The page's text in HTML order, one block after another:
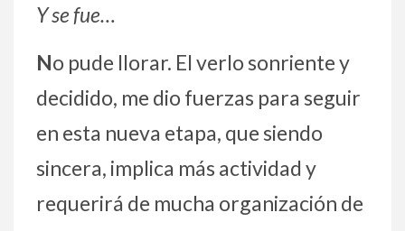
Y se fue…
No pude llorar. El verlo sonriente y
decidido, me dio fuerzas para seguir
en esta nueva etapa, que siendo
sincera, implica más actividad y
requerirá de mucha organización de